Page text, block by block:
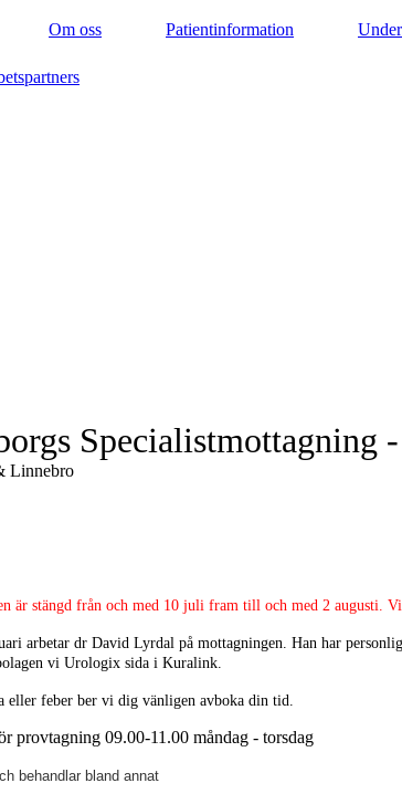
Om oss Patientinformation
Specialistmottagning
Linnebro
är stängd från och med 10 juli fram till och med 2 augusti.
arbetar dr David Lyrdal på mottagningen. Han har
vi Urologix sida i Kuralink.
eller feber ber vi dig vänligen avboka din tid.
provtagning 09.00-11.00 måndag - torsdag
behandlar bland annat